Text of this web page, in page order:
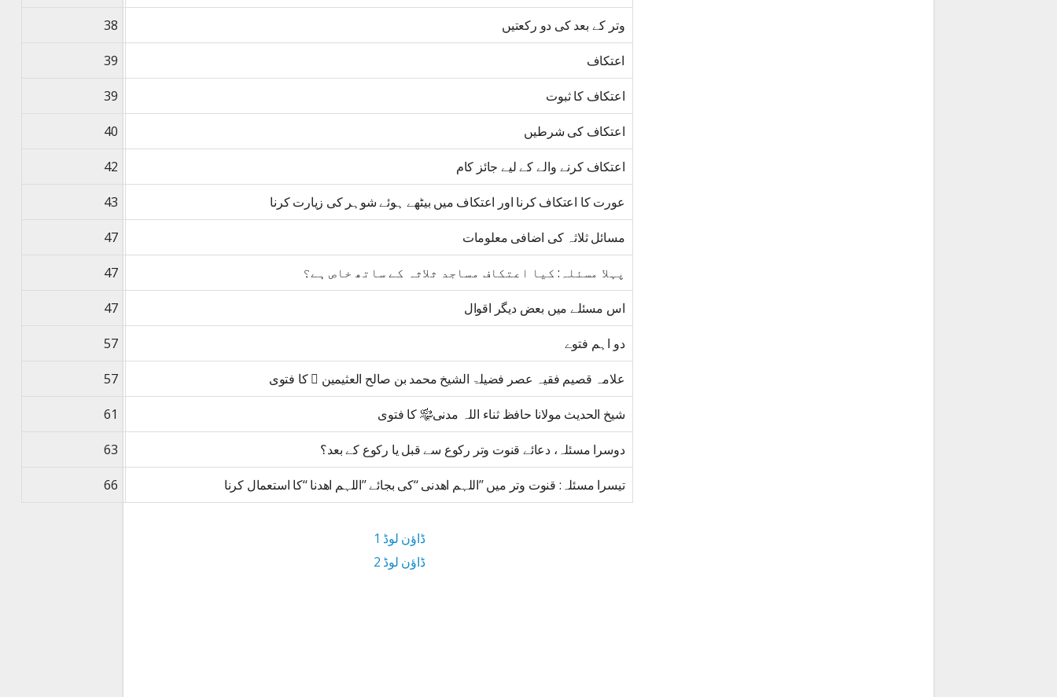
وتر کے بعد کی دو رکعتیں 38
اعتکاف 39
اعتکاف کا ثبوت 39
اعتکاف کی شرطیں 40
اعتکاف کرنے والے کے لیے جائز کام 42
عورت کا اعتکاف کرنا اور اعتکاف میں بیٹھے ہوئے شوہر کی زیارت کرنا 43
مسائل ثلاثہ کی اضافی معلومات 47
پہلا مسئلہ: کیا اعتکاف مساجد ثلاثہ کے ساتھ خاص ہے؟ 47
اس مسئلے میں بعض دیگر اقوال 47
دو اہم فتوے 57
علامہ قصیم فقیہ عصر فضیلۃ الشیخ محمد بن صالح العثیمین ﷫ کا فتوی 57
شیخ الحدیث مولانا حافظ ثناء اللہ مدنی﷾ کا فتوی 61
دوسرا مسئلہ، دعائے قنوت وتر رکوع سے قبل یا رکوع کے بعد؟ 63
تیسرا مسئلہ: قنوت وتر میں ’’اللہم اھدنی ‘‘کی بجائے ’’اللہم اھدنا ‘‘کا استعمال کرنا 66
ڈاؤن لوڈ 1
ڈاؤن لوڈ 2